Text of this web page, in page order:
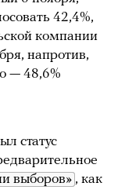
42,4%,
компании
напротив,
— 48,6%
статус
выборов» , как